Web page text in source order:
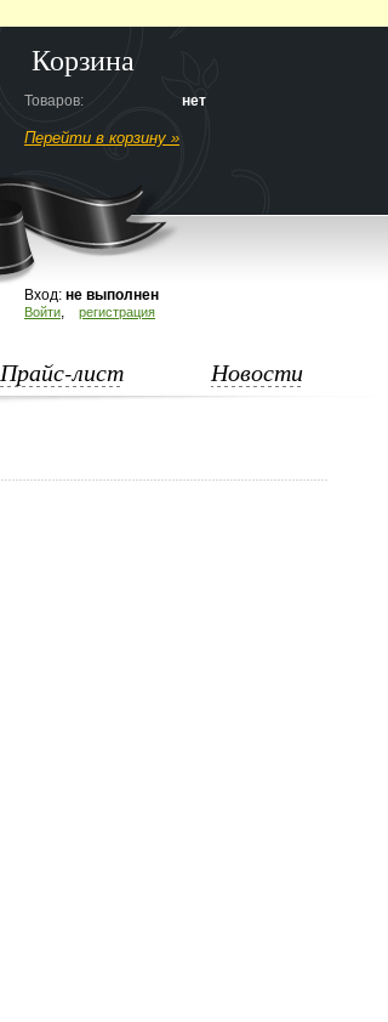
Корзина
Товаров: нет
Перейти в корзину »
Вход: не выполнен
Войти, регистрация
Прайс-лист Новости